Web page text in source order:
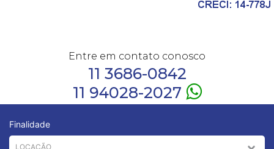
Entre em contato conosco
11 3686-0842
11 94028-2027
Finalidade